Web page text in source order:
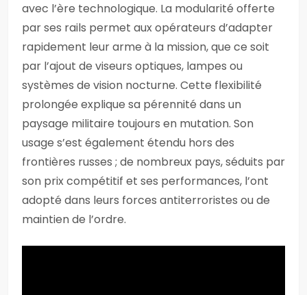
avec l’ère technologique. La modularité offerte
par ses rails permet aux opérateurs d’adapter
rapidement leur arme à la mission, que ce soit
par l’ajout de viseurs optiques, lampes ou
systèmes de vision nocturne. Cette flexibilité
prolongée explique sa pérennité dans un
paysage militaire toujours en mutation. Son
usage s’est également étendu hors des
frontières russes ; de nombreux pays, séduits par
son prix compétitif et ses performances, l’ont
adopté dans leurs forces antiterroristes ou de
maintien de l’ordre.